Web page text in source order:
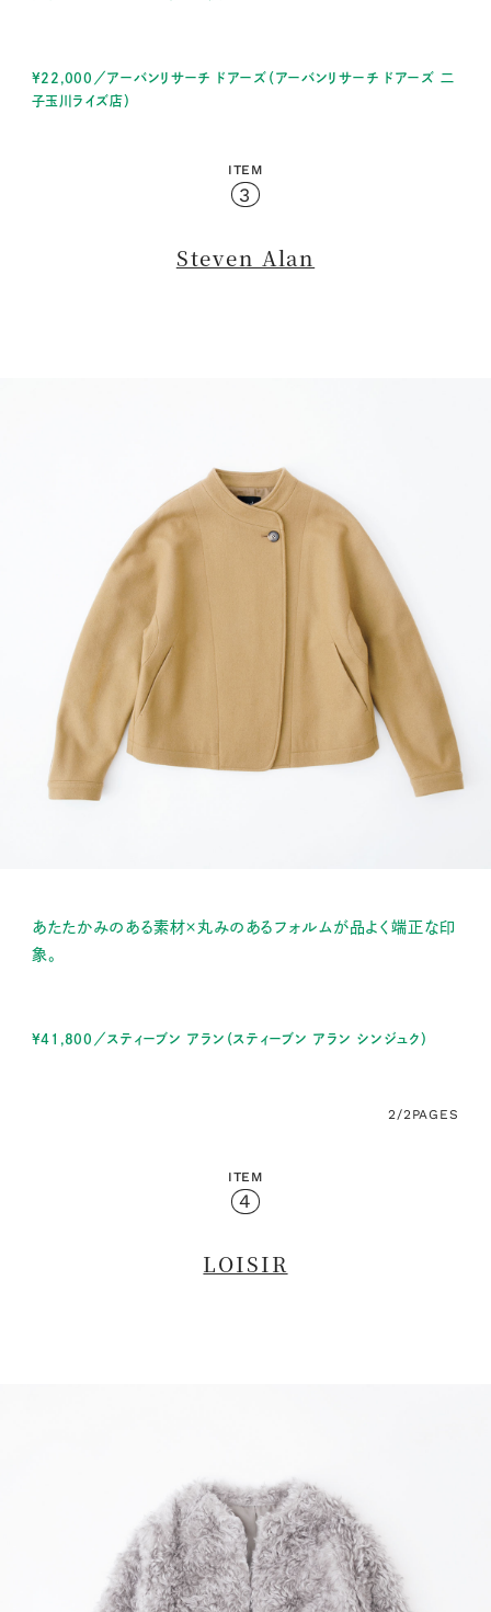
¥22,000／アーバンリサーチ ドアーズ（アーバンリサーチ ドアーズ 二
子玉川ライズ店）
ITEM
3
Steven Alan
あたたかみのある素材×丸みのあるフォルムが品よく端正な印
象。
¥41,800／スティーブン アラン（スティーブン アラン シンジュク）
2/2PAGES
ITEM
4
LOISIR